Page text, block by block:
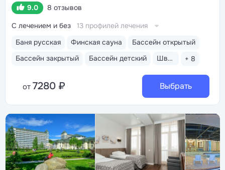
9.0
8 отзывов
Баня русская Финская сауна
Бассейн открытый
Бассейн закрытый
Бассейн детский Шведский стол + 8
С лечением и без 13 профилей лечения
от 7280 ₽ Выбрать